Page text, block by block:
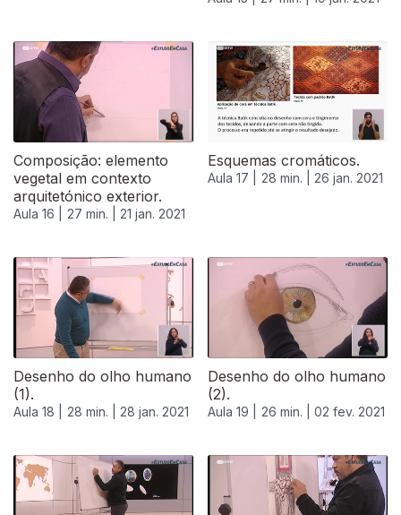
Composição: elemento
vegetal em contexto
arquitetónico exterior.
Aula 16 | 27 min. | 21 jan. 2021
Esquemas cromáticos.
Aula 17 | 28 min. | 26 jan. 2021
Desenho do olho humano
(1).
Aula 18 | 28 min. | 28 jan. 2021
Desenho do olho humano
(2).
Aula 19 | 26 min. | 02 fev. 2021